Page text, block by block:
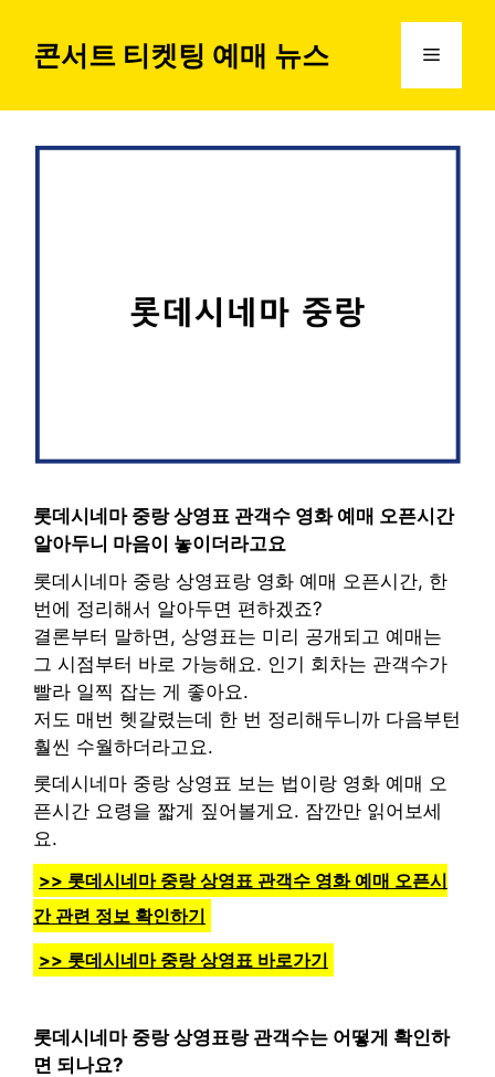
콘서트 티켓팅 예매 뉴스 메
롯데시네마 중랑 상영표 관객수 영화 예매 오픈시간
알아두니 마음이 놓이더라고요
롯데시네마 중랑 상영표랑 영화 예매 오픈시간, 한
번에 정리해서 알아두면 편하겠죠?
결론부터 말하면, 상영표는 미리 공개되고 예매는
그 시점부터 바로 가능해요. 인기 회차는 관객수가
빨라 일찍 잡는 게 좋아요.
저도 매번 헷갈렸는데 한 번 정리해두니까 다음부턴
훨씬 수월하더라고요.
롯데시네마 중랑 상영표 보는 법이랑 영화 예매 오
픈시간 요령을 짧게 짚어볼게요. 잠깐만 읽어보세
요.
>> 롯데시네마 중랑 상영표 관객수 영화 예매 오픈시
간 관련 정보 확인하기
>> 롯데시네마 중랑 상영표 바로가기
롯데시네마 중랑 상영표랑 관객수는 어떻게 확인하
면 되나요?